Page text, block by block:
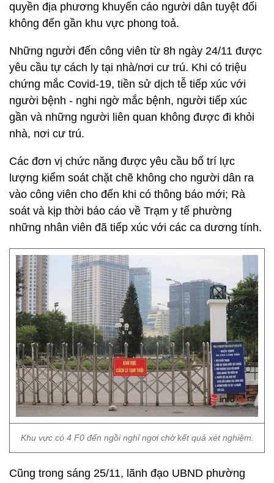
quyền địa phương khuyến cáo người dân tuyệt đối
không đến gần khu vực phong toả.
Những người đến công viên từ 8h ngày 24/11 được
yêu cầu tự cách ly tại nhà/nơi cư trú. Khi có triệu
chứng mắc Covid-19, tiền sử dịch tễ tiếp xúc với
người bệnh - nghi ngờ mắc bệnh, người tiếp xúc
gần và những người liên quan không được đi khỏi
nhà, nơi cư trú.
Các đơn vị chức năng được yêu cầu bố trí lực
lượng kiểm soát chặt chẽ không cho người dân ra
vào công viên cho đến khi có thông báo mới; Rà
soát và kịp thời báo cáo về Trạm y tế phường
những nhân viên đã tiếp xúc với các ca dương tính.
Khu vực có 4 F0 đến ngồi nghỉ ngơi chờ kết quả xét nghiệm.
Cũng trong sáng 25/11, lãnh đạo UBND phường